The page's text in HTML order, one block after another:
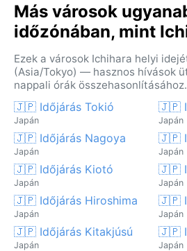
Más városok
időzónában, mint
Ezek a városok Ichihara helyi
(Asia/Tokyo) — hasznos hívások
nappali órák összehasonlításához.
🇯🇵 Időjárás Tokió
Japán
🇯🇵
Japán
🇯🇵 Időjárás Nagoya
Japán
🇯🇵
Japán
🇯🇵 Időjárás Kiotó
Japán
🇯🇵
Japán
🇯🇵 Időjárás Hiroshima
Japán
🇯🇵
Japán
🇯🇵 Időjárás Kitakjúsú
Japán
🇯🇵
Japán